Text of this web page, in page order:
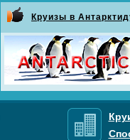
Круизы в